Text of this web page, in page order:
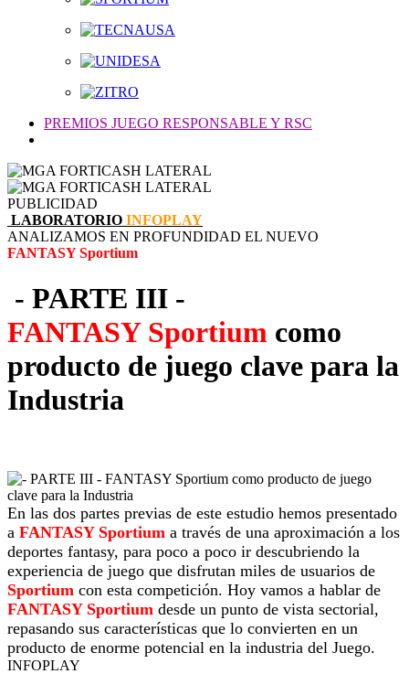
PREMIOS JUEGO RESPONSABLE Y RSC
PUBLICIDAD
LABORATORIO INFOPLAY
ANALIZAMOS EN PROFUNDIDAD EL NUEVO
FANTASY Sportium
- PARTE III -
FANTASY Sportium como
producto de juego clave para la
Industria
En las dos partes previas de este estudio hemos presentado
a FANTASY Sportium a través de una aproximación a los
deportes fantasy, para poco a poco ir descubriendo la
experiencia de juego que disfrutan miles de usuarios de
Sportium con esta competición. Hoy vamos a hablar de
FANTASY Sportium desde un punto de vista sectorial,
repasando sus características que lo convierten en un
producto de enorme potencial en la industria del Juego.
INFOPLAY